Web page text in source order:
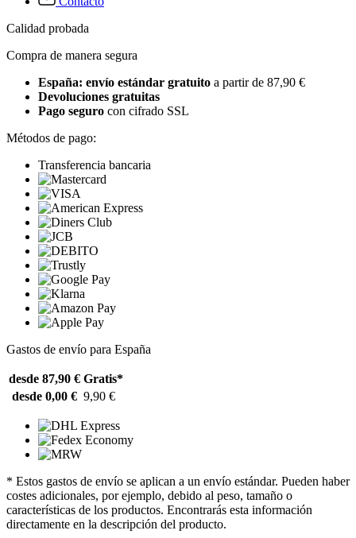
Calidad probada
Compra de manera segura
España: envío estándar gratuito a partir de 87,90 €
Devoluciones gratuitas
Pago seguro con cifrado SSL
Métodos de pago:
Transferencia bancaria
Gastos de envío para España
desde 87,90 € Gratis*
desde 0,00 € 9,90 €
* Estos gastos de envío se aplican a un envío estándar. Pueden haber
costes adicionales, por ejemplo, debido al peso, tamaño o
características de los productos. Encontrarás esta información
directamente en la descripción del producto.